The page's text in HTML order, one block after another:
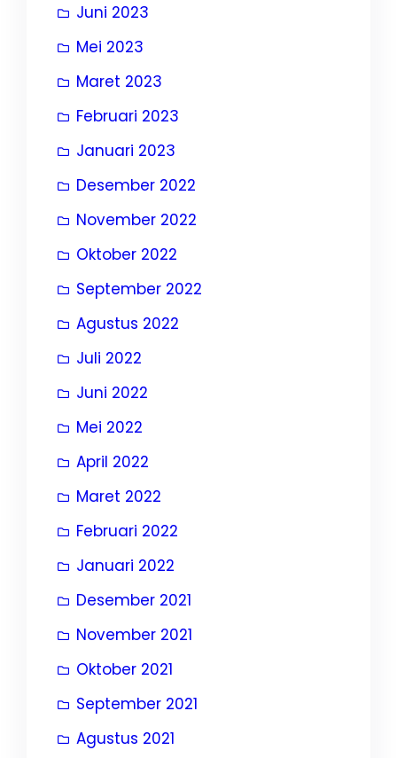
Juni 2023
Mei 2023
Maret 2023
Februari 2023
Januari 2023
Desember 2022
November 2022
Oktober 2022
September 2022
Agustus 2022
Juli 2022
Juni 2022
Mei 2022
April 2022
Maret 2022
Februari 2022
Januari 2022
Desember 2021
November 2021
Oktober 2021
September 2021
Agustus 2021